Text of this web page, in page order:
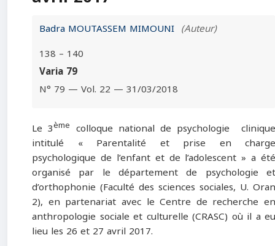
Badra MOUTASSEM MIMOUNI (Auteur)
138 – 140
Varia 79
N° 79 — Vol. 22 — 31/03/2018
Le 3ème colloque national de psychologie
intitulé « Parentalité et prise en charge
psychologique de l’enfant et de l’adolescent » a été
organisé par le département de psychologie et
d’orthophonie (Faculté des sciences sociales, U. Oran
2), en partenariat avec le Centre de recherche en
anthropologie sociale et culturelle (CRASC) où il a eu
lieu les 26 et 27 avril 2017.